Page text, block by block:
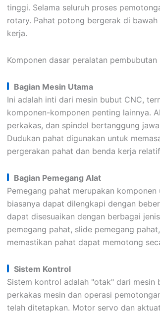
tinggi. Selama seluruh proses
rotary. Pahat potong bergerak di
kerja.
Komponen dasar peralatan
Bagian Mesin Utama
Ini adalah inti dari mesin bubut CNC,
komponen-komponen penting lainnya.
perkakas, dan spindel bertanggung
Dudukan pahat digunakan untuk
pergerakan pahat dan benda kerja
Bagian Pemegang Alat
Pemegang pahat merupakan
biasanya dapat dilengkapi dengan
dapat disesuaikan dengan berbagai
pemegang pahat, slide pemegang
memastikan pahat dapat memotong
Sistem Kontrol
Sistem kontrol adalah "otak" dari mesin
perkakas mesin dan operasi
telah ditetapkan. Motor servo dan